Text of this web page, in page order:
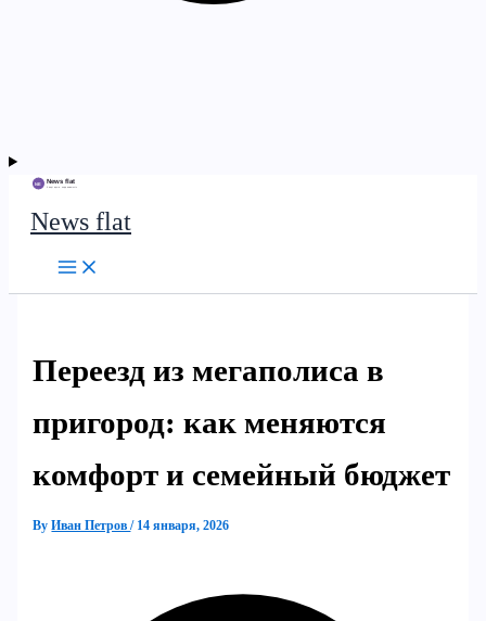
News flat
Переезд из мегаполиса в
пригород: как меняются
комфорт и семейный бюджет
ByИван Петров/ 14 января, 2026